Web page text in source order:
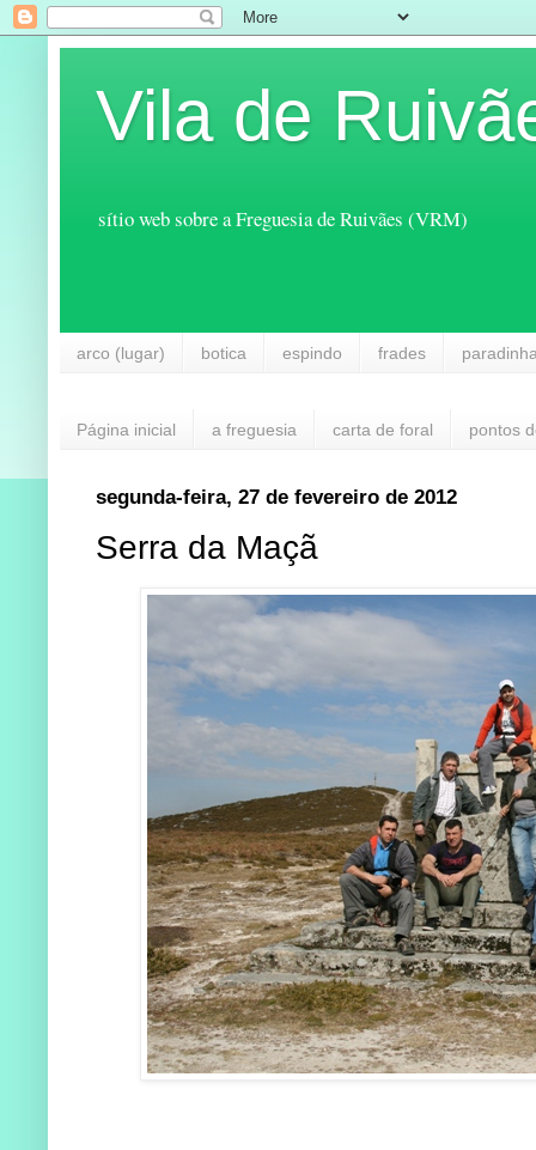
Vila de
sítio web sobre a Freguesia de Ruivães (VRM)
arco (lugar) botica espindo frades
Página inicial a freguesia carta de foral pontos
segunda-feira, 27 de fevereiro de 2012
Serra da Maçã